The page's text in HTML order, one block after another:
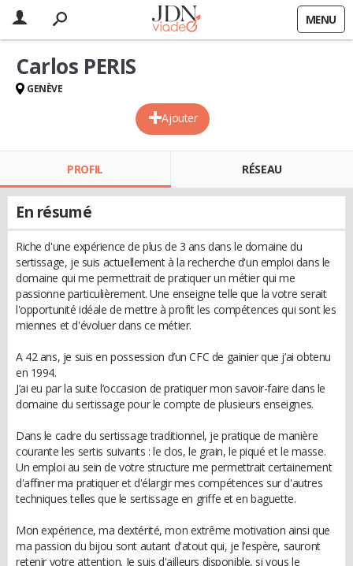
MENU
Ajouter
Carlos PERIS
GENÈVE
PROFIL RÉSEAU
En résumé
Riche d'une expérience de plus de 3 ans dans le domaine du
sertissage, je suis actuellement à la recherche d'un emploi dans le
domaine qui me permettrait de pratiquer un métier qui me
passionne particulièrement. Une enseigne telle que la votre serait
l'opportunité idéale de mettre à profit les compétences qui sont les
miennes et d'évoluer dans ce métier.
A 42 ans, je suis en possession d’un CFC de gainier que j’ai obtenu
en 1994.
J’ai eu par la suite l’occasion de pratiquer mon savoir-faire dans le
domaine du sertissage pour le compte de plusieurs enseignes.
Dans le cadre du sertissage traditionnel, je pratique de manière
courante les sertis suivants : le clos, le grain, le piqué et le masse.
Un emploi au sein de votre structure me permettrait certainement
d'affiner ma pratiquer et d'élargir mes compétences sur d'autres
techniques telles que le sertissage en griffe et en baguette.
Mon expérience, ma dextérité, mon extrême motivation ainsi que
ma passion du bijou sont autant d'atout qui, je l’espère, sauront
retenir votre attention. Je suis d'ailleurs disponible, si vous le